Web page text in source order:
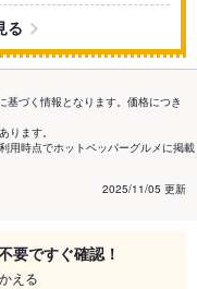
る
づく情報となります。価格につき
ります。
用時点でホットペッパーグルメに掲載
2025/11/05 更新
要ですぐ確認！
える